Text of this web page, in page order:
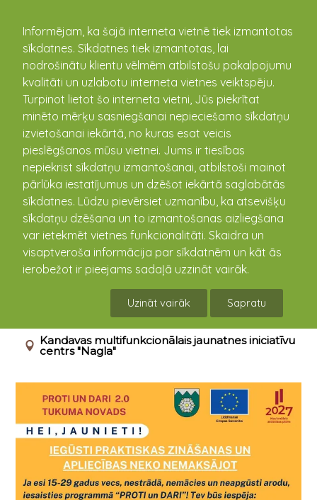
Informējam, ka šajā interneta vietnē tiek izmantotas
sīkdatnes. Sīkdatnes tiek izmantotas, lai
nodrošinātu klientu vēlmēm atbilstošu pakalpojumu
kvalitāti un uzlabotu interneta vietnes veiktspēju.
Turpinot lietot šo interneta vietni, Jūs piekrītat
minēto mērķu sasniegšanai nepieciešamo sīkdatņu
izvietošanai iekārtā, no kuras esat veicis
pieslēgšanos mūsu vietnei. Jums ir tiesības
nepiekrist sīkdatņu izmantošanai, atbilstoši mainot
pārlūka iestatījumus un dzēšot iekārtā saglabātās
sīkdatnes. Lūdzu pievērsiet uzmanību, ka atsevišķu
sīkdatņu dzēšana un to izmantošanas aizliegšana
var ietekmēt vietnes funkcionalitāti. Skaidra un
visaptveroša informācija par sīkdatnēm un kāt ās
ierobežot ir pieejams sadaļā uzzināt vairāk.
Uzināt vairāk Sapratu
kandava.lv
PASĀKUMU
KALENDĀRS
"PROTI UN DARI"
Kandavas multifunkcionālais jaunatnes iniciatīvu
centrs "Nagla"